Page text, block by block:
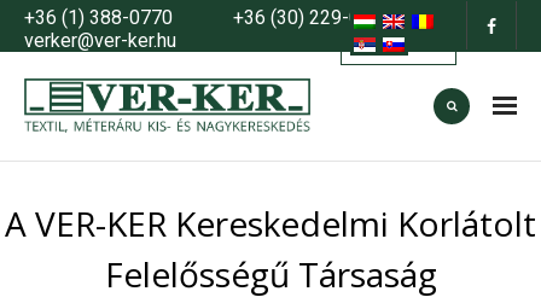
+36 (1) 388-0770
+36 (30) 229-0883
verker@ver-ker.hu
About us
A VER-KER Kereskedelmi Korlátolt
Felelősségű Társaság